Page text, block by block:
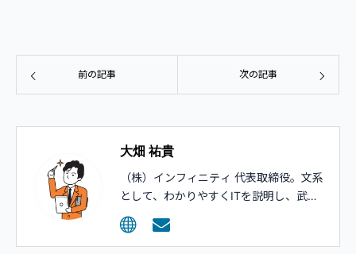
前の記事 次の記事
大畑 祐貴
（株）インフィニティ 代表取締役。文系
として、わかりやすくITを説明し、武器
として活用してもらうコンサルティング
を行っています。